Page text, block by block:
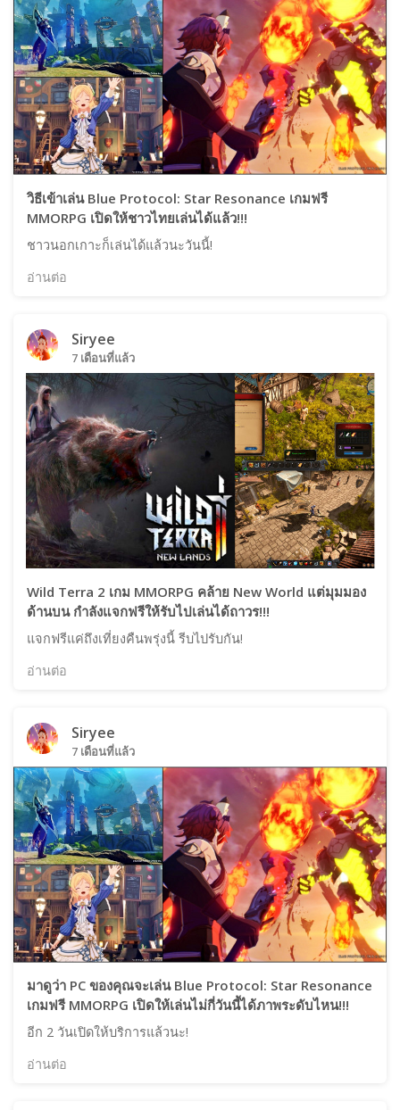
วิธีเข้าเล่น Blue Protocol: Star Resonance เกมฟรี
MMORPG เปิดให้ชาวไทยเล่นได้แล้ว!!!
ชาวนอกเกาะก็เล่นได้แล้วนะวันนี้!
อ่านต่อ
Siryee
7 เดือนที่แล้ว
Wild Terra 2 เกม MMORPG คล้าย New World แต่มุมมอง
ด้านบน กำลังแจกฟรีให้รับไปเล่นได้ถาวร!!!
แจกฟรีแค่ถึงเที่ยงคืนพรุ่งนี้ รีบไปรับกัน!
อ่านต่อ
Siryee
7 เดือนที่แล้ว
มาดูว่า PC ของคุณจะเล่น Blue Protocol: Star Resonance
เกมฟรี MMORPG เปิดให้เล่นไม่กี่วันนี้ได้ภาพระดับไหน!!!
อีก 2 วันเปิดให้บริการแล้วนะ!
อ่านต่อ